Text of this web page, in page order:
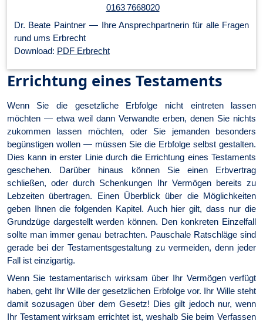
0163 7668020
Dr. Beate Paintner — Ihre An­sprech­part­ner­in für alle Fragen
rund ums Erbrecht
Download: PDF Erbrecht
Errichtung eines Testaments
Wenn Sie die gesetzliche Erbfolge nicht eintreten lassen
möchten — etwa weil dann Verwandte erben, denen Sie nichts
zukommen lassen möchten, oder Sie jemanden besonders
begünstigen wollen — müssen Sie die Erbfolge selbst gestalten.
Dies kann in erster Linie durch die Errichtung eines Testaments
geschehen. Darüber hinaus können Sie einen Erbvertrag
schließen, oder durch Schenkungen Ihr Vermögen bereits zu
Lebzeiten übertragen. Einen Überblick über die Möglichkeiten
geben Ihnen die folgenden Kapitel. Auch hier gilt, dass nur die
Grundzüge dargestellt werden können. Den konkreten Einzelfall
sollte man immer genau betrachten. Pauschale Ratschläge sind
gerade bei der Testamentsgestaltung zu vermeiden, denn jeder
Fall ist einzigartig.
Wenn Sie testamentarisch wirksam über Ihr Vermögen verfügt
haben, geht Ihr Wille der gesetzlichen Erbfolge vor. Ihr Wille steht
damit sozusagen über dem Gesetz! Dies gilt jedoch nur, wenn
Ihr Testament wirksam errichtet ist, weshalb Sie beim Verfassen